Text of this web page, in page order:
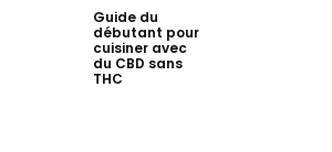
Guide du
débutant pour
cuisiner avec
du CBD sans
THC